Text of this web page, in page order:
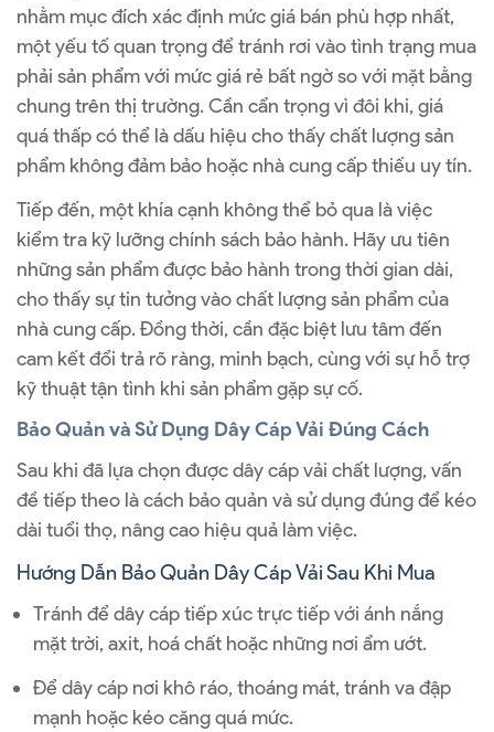
nhằm mục đích xác định mức giá bán phù hợp nhất,
một yếu tố quan trọng để tránh rơi vào tình trạng mua
phải sản phẩm với mức giá rẻ bất ngờ so với mặt bằng
chung trên thị trường. Cần cẩn trọng vì đôi khi, giá
quá thấp có thể là dấu hiệu cho thấy chất lượng sản
phẩm không đảm bảo hoặc nhà cung cấp thiếu uy tín.
Tiếp đến, một khía cạnh không thể bỏ qua là việc
kiểm tra kỹ lưỡng chính sách bảo hành. Hãy ưu tiên
những sản phẩm được bảo hành trong thời gian dài,
cho thấy sự tin tưởng vào chất lượng sản phẩm của
nhà cung cấp. Đồng thời, cần đặc biệt lưu tâm đến
cam kết đổi trả rõ ràng, minh bạch, cùng với sự hỗ trợ
kỹ thuật tận tình khi sản phẩm gặp sự cố.
Bảo Quản và Sử Dụng Dây Cáp Vải Đúng Cách
Sau khi đã lựa chọn được dây cáp vải chất lượng, vấn
đề tiếp theo là cách bảo quản và sử dụng đúng để kéo
dài tuổi thọ, nâng cao hiệu quả làm việc.
Hướng Dẫn Bảo Quản Dây Cáp Vải Sau Khi Mua
Tránh để dây cáp tiếp xúc trực tiếp với ánh nắng
mặt trời, axit, hoá chất hoặc những nơi ẩm ướt.
Để dây cáp nơi khô ráo, thoáng mát, tránh va đập
mạnh hoặc kéo căng quá mức.